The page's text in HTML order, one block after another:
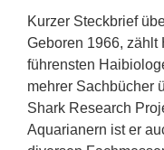
Kurzer Steckbrief
Geboren 1966, zählt
führensten
mehrer Sachbücher
Shark Research
Aquarianern ist er